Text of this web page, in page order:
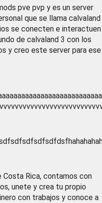
pve pvp y es un server
que se llama calvaland
se conecten e interactuen
de calvaland 3 con los
y creo este server para ese
Costa Rica, contamos con
unete y crea tu propio
con trabajos y conoce a